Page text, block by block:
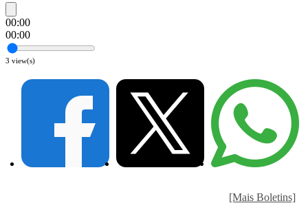
00:00
00:00
3 view(s)
[Mais Boletins]